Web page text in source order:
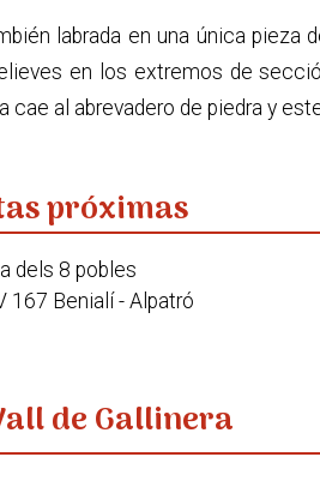
labrada en una única
en los extremos de
cae al abrevadero de piedra y
próximas
dels 8 pobles
167 Benialí - Alpatró
de Gallinera